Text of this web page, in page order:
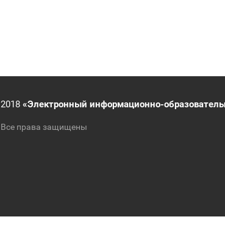
2018 «Электронный информационно-
Все права защищены